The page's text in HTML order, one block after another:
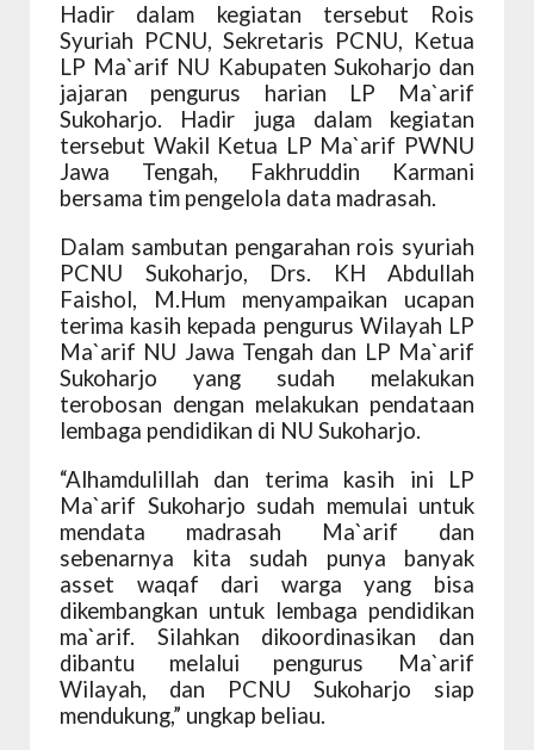
Hadir dalam kegiatan tersebut Rois
Syuriah PCNU, Sekretaris PCNU, Ketua
LP Ma`arif NU Kabupaten Sukoharjo dan
jajaran pengurus harian LP Ma`arif
Sukoharjo. Hadir juga dalam kegiatan
tersebut Wakil Ketua LP Ma`arif PWNU
Jawa Tengah, Fakhruddin Karmani
bersama tim pengelola data madrasah.
Dalam sambutan pengarahan rois syuriah
PCNU Sukoharjo, Drs. KH Abdullah
Faishol, M.Hum menyampaikan ucapan
terima kasih kepada pengurus Wilayah LP
Ma`arif NU Jawa Tengah dan LP Ma`arif
Sukoharjo yang sudah melakukan
terobosan dengan melakukan pendataan
lembaga pendidikan di NU Sukoharjo.
“Alhamdulillah dan terima kasih ini LP
Ma`arif Sukoharjo sudah memulai untuk
mendata madrasah Ma`arif dan
sebenarnya kita sudah punya banyak
asset waqaf dari warga yang bisa
dikembangkan untuk lembaga pendidikan
ma`arif. Silahkan dikoordinasikan dan
dibantu melalui pengurus Ma`arif
Wilayah, dan PCNU Sukoharjo siap
mendukung,” ungkap beliau.